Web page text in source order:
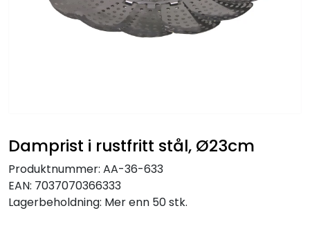
Damprist i rustfritt stål, Ø23cm
Produktnummer: AA-36-633
EAN: 7037070366333
Lagerbeholdning: Mer enn 50 stk.